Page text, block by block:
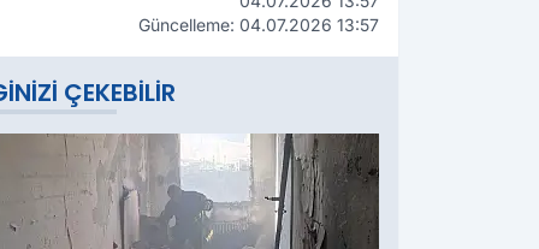
Güncelleme: 04.07.2026 13:57
ÇEKEBILIR